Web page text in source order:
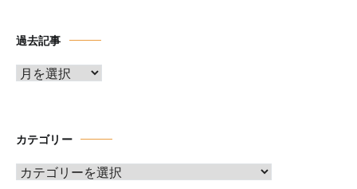
過去記事
ア
ブ
カテゴリー
カ